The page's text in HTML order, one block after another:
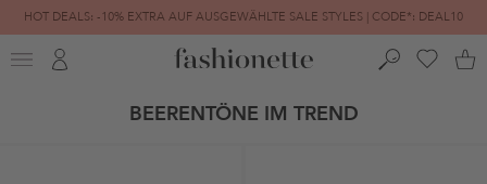
HOT DEALS: -10% EXTRA AUF AUSGEWÄHLTE SALE STYLES | CODE*: DEAL10
FINAL SALE | BIS ZU -80% REDUZIERT
BEERENTÖNE IM TREND